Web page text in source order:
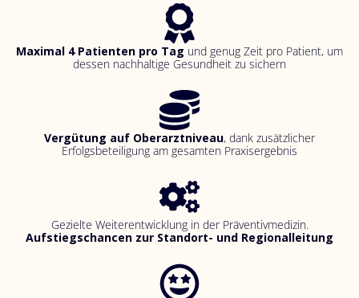
Maximal 4 Patienten pro Tag und genug Zeit pro Patient, um
dessen nachhaltige Gesundheit zu sichern
Vergütung auf Oberarztniveau, dank zusätzlicher
Erfolgsbeteiligung am gesamten Praxisergebnis
Gezielte Weiterentwicklung in der Präventivmedizin.
Aufstiegschancen zur Standort- und Regionalleitung